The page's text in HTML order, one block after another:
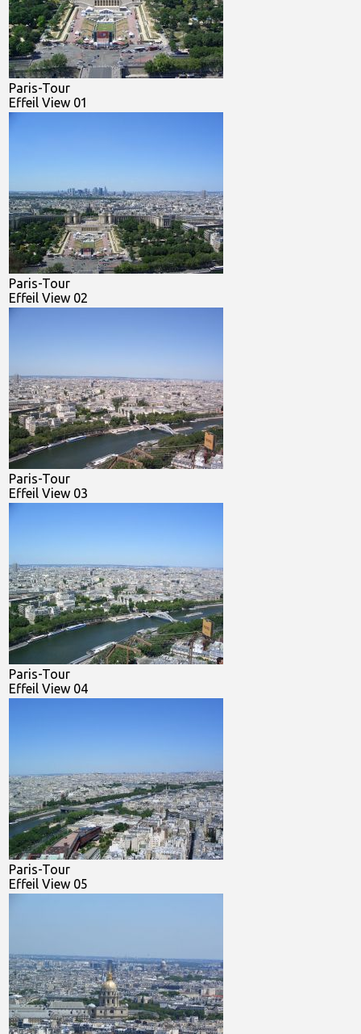
Paris-Tour
Effeil View 01
Paris-Tour
Effeil View 02
Paris-Tour
Effeil View 03
Paris-Tour
Effeil View 04
Paris-Tour
Effeil View 05